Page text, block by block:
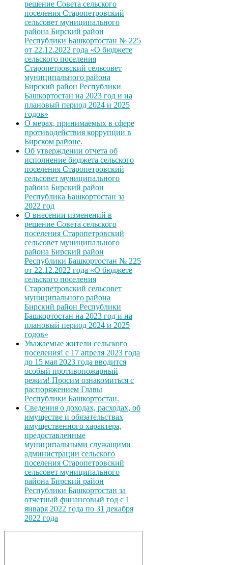
решение Совета сельского
поселения Старопетровский
сельсовет муниципального
района Бирский район
Республики Башкортостан № 225
от 22.12.2022 года «О бюджете
сельского поселения
Старопетровский сельсовет
муниципального района
Бирский район Республики
Башкортостан на 2023 год и на
плановый период 2024 и 2025
годов»
О мерах, принимаемых в сфере
противодействия коррупции в
Бирском районе.
Об утверждении отчета об
исполнение бюджета сельского
поселения Старопетровский
сельсовет муниципального
района Бирский район
Республика Башкортостан за
2022 год
О внесении изменений в
решение Совета сельского
поселения Старопетровский
сельсовет муниципального
района Бирский район
Республики Башкортостан № 225
от 22.12.2022 года «О бюджете
сельского поселения
Старопетровский сельсовет
муниципального района
Бирский район Республики
Башкортостан на 2023 год и на
плановый период 2024 и 2025
годов»
Уважаемые жители сельского
поселения! с 17 апреля 2023 года
до 15 мая 2023 года вводится
особый противопожарный
режим! Просим ознакомиться с
распоряжением Главы
Республики Башкортостан.
Сведения о доходах, расходах, об
имуществе и обязательствах
имущественного характера,
предоставленные
муниципальными служащими
администрации сельского
поселения Старопетровский
сельсовет муниципального
района Бирский район
Республики Башкортостан за
отчетный финансовый год с 1
января 2022 года по 31 декабря
2022 года